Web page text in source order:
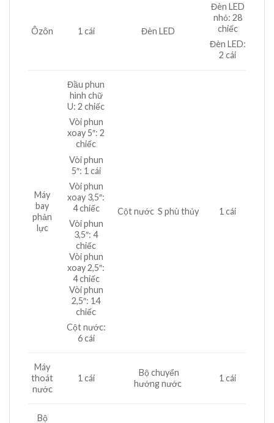
Ôzôn 1 cái Đèn LED
Đèn LED
nhỏ: 28
chiếc
Đèn LED:
2 cái
Máy
bay
phản
lực
Đầu phun
hình chữ
U: 2 chiếc
Vòi phun
xoay 5″: 2
chiếc
Vòi phun
5″: 1 cái
Vòi phun
xoay 3,5″:
4 chiếc
Vòi phun
3,5″: 4
chiếc
Vòi phun
xoay 2,5″:
4 chiếc
Vòi phun
2,5″: 14
chiếc
Cột nước:
6 cái
Cột nước S phù thủy 1 cái
Máy
thoát
nước
1 cái
Bộ chuyển
hướng nước
1 cái
Bộ